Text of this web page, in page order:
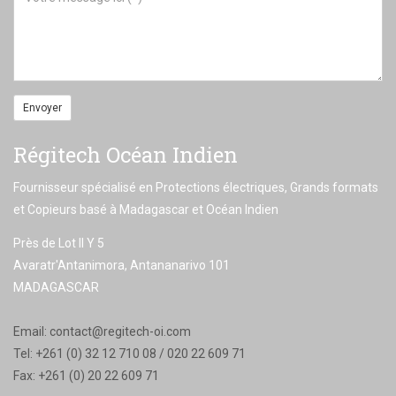
Envoyer
Régitech Océan Indien
Fournisseur spécialisé en Protections électriques, Grands formats
et Copieurs basé à Madagascar et Océan Indien
Près de Lot II Y 5
Avaratr'Antanimora, Antananarivo 101
MADAGASCAR
Email: contact@regitech-oi.com
Tel: +261 (0) 32 12 710 08 / 020 22 609 71
Fax: +261 (0) 20 22 609 71